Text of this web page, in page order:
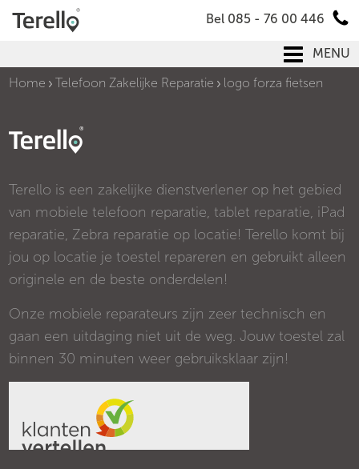
Bel 085 - 76 00 446
MENU
Home
Telefoon Zakelijke Reparatie logo forza fietsen
Terello is een zakelijke dienstverlener op het gebied
van mobiele telefoon reparatie, tablet reparatie, iPad
reparatie, Zebra reparatie op locatie! Terello komt bij
jou op locatie je toestel repareren en gebruikt alleen
originele en de beste onderdelen!
Onze mobiele reparateurs zijn zeer technisch en
gaan een uitdaging niet uit de weg. Jouw toestel zal
binnen 30 minuten weer gebruiksklaar zijn!